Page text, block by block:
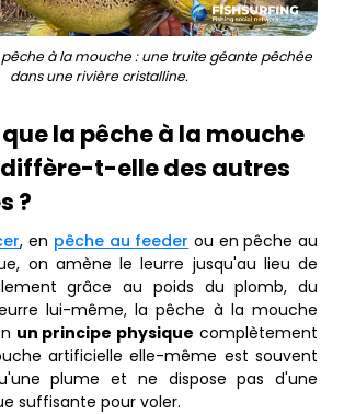
à la mouche : une truite géante pêchée
dans une rivière cristalline.
la pêche à la mouche
diffère-t-elle des autres
?
, en pêche au feeder ou en pêche au
on amène le leurre jusqu'au lieu de
grâce au poids du plomb, du
lui-même, la pêche à la mouche
un principe physique complètement
artificielle elle-même est souvent
plume et ne dispose pas d'une
suffisante pour voler.